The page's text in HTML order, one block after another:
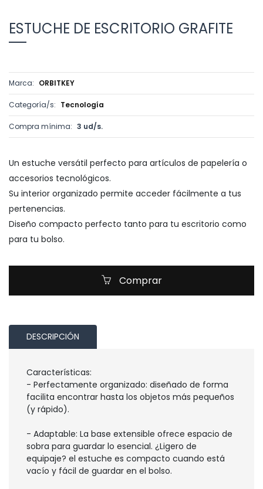
ESTUCHE DE ESCRITORIO GRAFITE
Marca: ORBITKEY
Categoría/s: Tecnología
Compra mínima: 3 ud/s.
Un estuche versátil perfecto para artículos de papelería o
accesorios tecnológicos.
Su interior organizado permite acceder fácilmente a tus
pertenencias.
Diseño compacto perfecto tanto para tu escritorio como
para tu bolso.
Comprar
DESCRIPCIÓN
Características:
- Perfectamente organizado: diseñado de forma
facilita encontrar hasta los objetos más pequeños
(y rápido).
- Adaptable: La base extensible ofrece espacio de
sobra para guardar lo esencial. ¿Ligero de
equipaje? el estuche es compacto cuando está
vacío y fácil de guardar en el bolso.